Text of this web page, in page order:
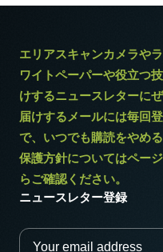
エリアスキャンカメラや
ワイトペーパーや役立つ
けするニュースレターに
届けするメールには毎回
で、いつでも購読をやめ
保護方針についてはペー
らご確認ください。
ニュースレター登録